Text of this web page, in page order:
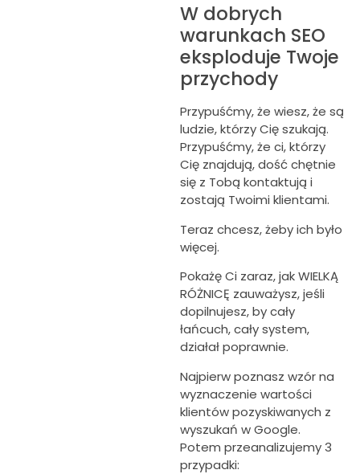
W dobrych
warunkach SEO
eksploduje Twoje
przychody
Przypuśćmy, że wiesz, że są
ludzie, którzy Cię szukają.
Przypuśćmy, że ci, którzy
Cię znajdują, dość chętnie
się z Tobą kontaktują i
zostają Twoimi klientami.
Teraz chcesz, żeby ich było
więcej.
Pokażę Ci zaraz, jak WIELKĄ
RÓŻNICĘ zauważysz, jeśli
dopilnujesz, by cały
łańcuch, cały system,
działał poprawnie.
Najpierw poznasz wzór na
wyznaczenie wartości
klientów pozyskiwanych z
wyszukań w Google.
Potem przeanalizujemy 3
przypadki: